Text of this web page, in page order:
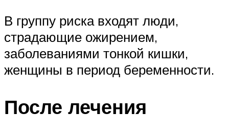
В группу риска входят люди,
страдающие ожирением,
заболеваниями тонкой кишки,
женщины в период беременности.
После лечения